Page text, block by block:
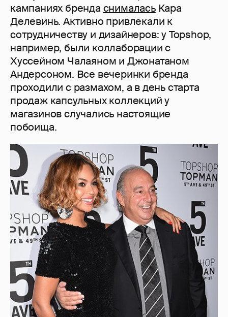
кампаниях бренда снималасьКара
Делевинь. Активно привлекали к
сотрудничеству и дизайнеров: у Topshop,
например, были коллаборации с
Хуссейном Чалаяном и Джонатаном
Андерсоном. Все вечеринки бренда
проходили с размахом, а в день старта
продаж капсульных коллекций у
магазинов случались настоящие
побоища.